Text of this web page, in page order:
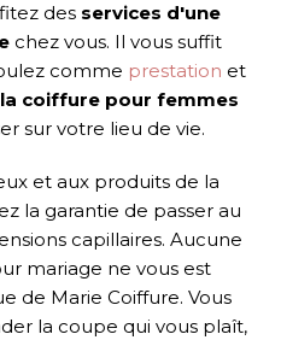
des services d'une
chez vous. Il vous suffit
comme prestation et
coiffure pour femmes
sur votre lieu de vie.
et aux produits de la
la garantie de passer au
capillaires. Aucune
mariage ne vous est
de Marie Coiffure. Vous
la coupe qui vous plaît,